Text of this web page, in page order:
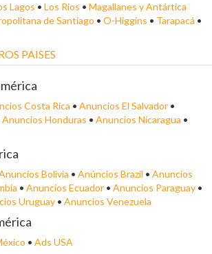
Lagos • Los Rios • Magallanes y Antártica
de Santiago • O-Higgins • Tarapacá •
PAISES
Costa Rica • Anuncios El Salvador •
Anuncios Honduras • Anuncios Nicaragua •
Bolivia • Anúncios Brazil • Anuncios
• Anuncios Ecuador • Anuncios Paraguay •
Uruguay • Anuncios Venezuela
• Ads USA